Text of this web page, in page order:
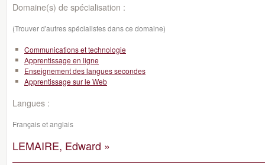
Domaine(s) de spécialisation :
(Trouver d'autres spécialistes dans ce domaine)
Communications et technologie
Apprentissage en ligne
Enseignement des langues secondes
Apprentissage sur le Web
Langues :
Français et anglais
LEMAIRE, Edward »